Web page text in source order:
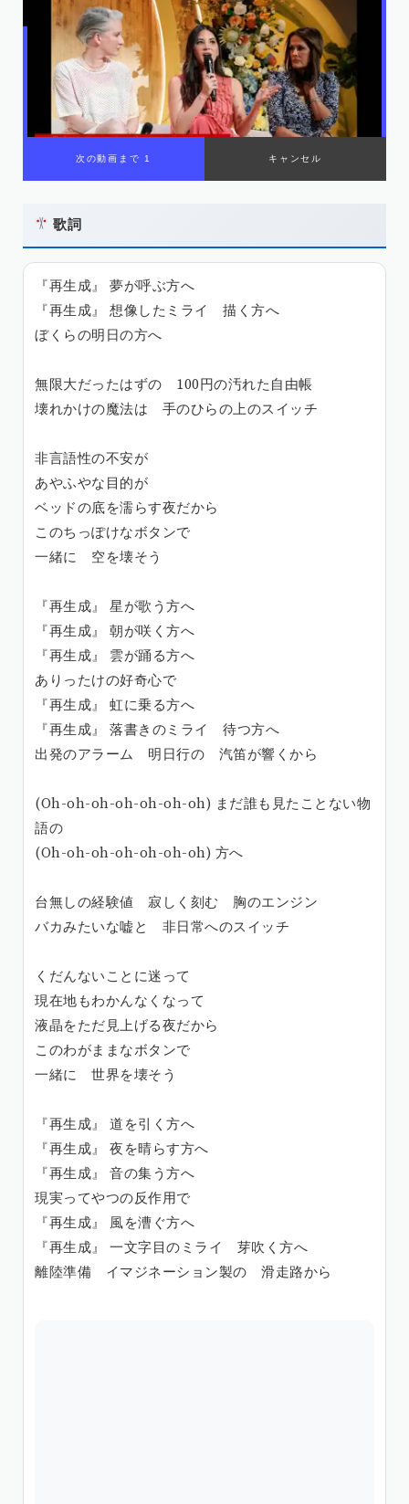
歌詞
『再生成』 夢が呼ぶ方へ
『再生成』 想像したミライ 描く方へ
ぼくらの明日の方へ
無限大だったはずの 100円の汚れた自由帳
壊れかけの魔法は 手のひらの上のスイッチ
非言語性の不安が
あやふやな目的が
ベッドの底を濡らす夜だから
このちっぽけなボタンで
一緒に 空を壊そう
『再生成』 星が歌う方へ
『再生成』 朝が咲く方へ
『再生成』 雲が踊る方へ
ありったけの好奇心で
『再生成』 虹に乗る方へ
『再生成』 落書きのミライ 待つ方へ
出発のアラーム 明日行の 汽笛が響くから
(Oh-oh-oh-oh-oh-oh-oh) まだ誰も見たことない物
語の
(Oh-oh-oh-oh-oh-oh-oh) 方へ
台無しの経験値 寂しく刻む 胸のエンジン
バカみたいな嘘と 非日常へのスイッチ
くだんないことに迷って
現在地もわかんなくなって
液晶をただ見上げる夜だから
このわがままなボタンで
一緒に 世界を壊そう
『再生成』 道を引く方へ
『再生成』 夜を晴らす方へ
『再生成』 音の集う方へ
現実ってやつの反作用で
『再生成』 風を漕ぐ方へ
『再生成』 一文字目のミライ 芽吹く方へ
離陸準備 イマジネーション製の 滑走路から